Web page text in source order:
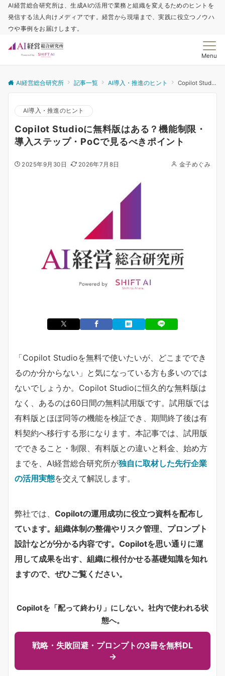
AI経営総合研究所は、生成AIの活用で業務と組織を変えるためのヒントを
発信する法人向けメディアです。経営から現場まで、実践に役立つノウハ
ウや事例をお届けします。
Menu
AI経営総合研究所 記事一覧 AI導入・推進のヒント Copilot Studioに無料版はある？機能制限・導入ステップ・PoCで見るべきポイント
AI導入・推進のヒント
Copilot Studioに無料版はある？機能制限・
導入ステップ・PoCで見るべきポイント
2025年9月30日 2026年7月8日 金子めぐみ
「Copilot Studioを無料で使いたいが、どこまででき
るのか分からない」と気になっている方も多いのでは
ないでしょうか。Copilot Studioに恒久的な無料版は
なく、あるのは60日間の無料試用版です。試用版では
有料版とほぼ同等の機能を検証でき、期間終了後は有
料契約へ移行する形になります。本記事では、試用版
でできること・制限、有料版との違いと料金、始め方
までを、AI経営総合研究所が​独自に取材した先行企業
の活用実態​を交えて解説します。
弊社では、 Copilotの運用成功に役立つ資料を配布し
ています。組織体制の整備やリスク管理、プロンプト
設計などが分かる内容です。Copilotを思い通りに運
用して成果を出す、組織に根付かせる基礎知識を知れ
ますので、ぜひご覧ください。
Copilotを「配って終わり」にしない。社内で使われる状
態へ。
戦略・失敗回避・プロンプトの3冊を無料DL
→